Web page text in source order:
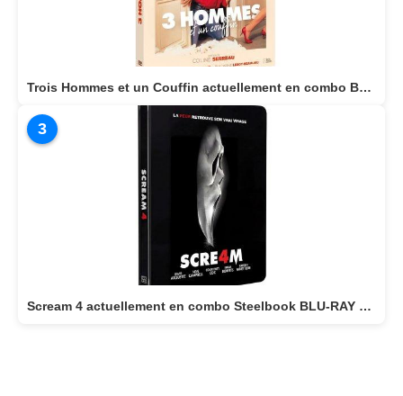
Trois Hommes et un Couffin actuellement en combo BLU-RAY/DVD
3
Scream 4 actuellement en combo Steelbook BLU-RAY 4K + BLU-RAY